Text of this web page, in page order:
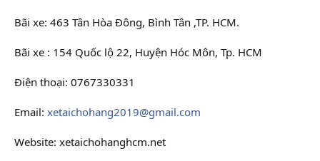
Bãi xe: 463 Tân Hòa Đông, Bình Tân ,TP. HCM.
Bãi xe : 154 Quốc lộ 22, Huyện Hóc Môn, Tp. HCM
Điện thoại: 0767330331
Email: xetaichohang2019@gmail.com
Website: xetaichohanghcm.net